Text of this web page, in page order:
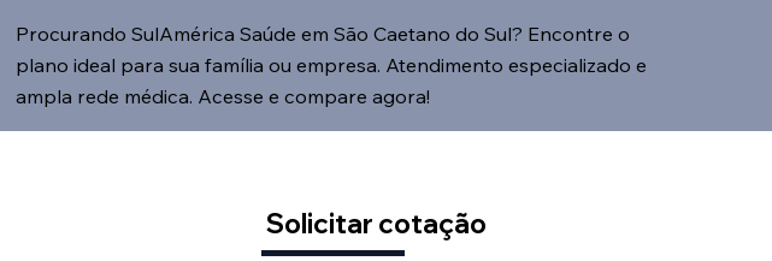
Procurando SulAmérica Saúde em São Caetano do Sul? Encontre o
plano ideal para sua família ou empresa. Atendimento especializado e
ampla rede médica. Acesse e compare agora!
Solicitar cotação